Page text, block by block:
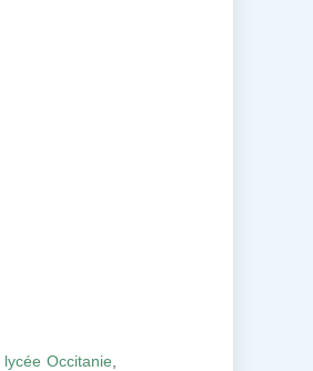
lycée Occitanie